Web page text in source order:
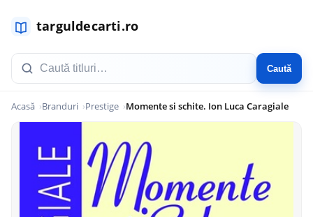
Caută
Acasă Branduri Prestige Momente si schite. Ion Luca Caragiale